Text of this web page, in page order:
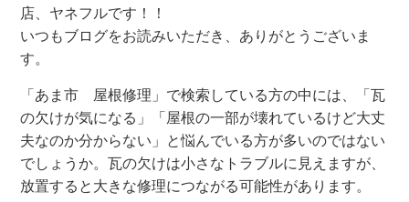
店、ヤネフルです！！
いつもブログをお読みいただき、ありがとうございま
す。
「あま市 屋根修理」で検索している方の中には、「瓦
の欠けが気になる」「屋根の一部が壊れているけど大丈
夫なのか分からない」と悩んでいる方が多いのではない
でしょうか。瓦の欠けは小さなトラブルに見えますが、
放置すると大きな修理につながる可能性があります。